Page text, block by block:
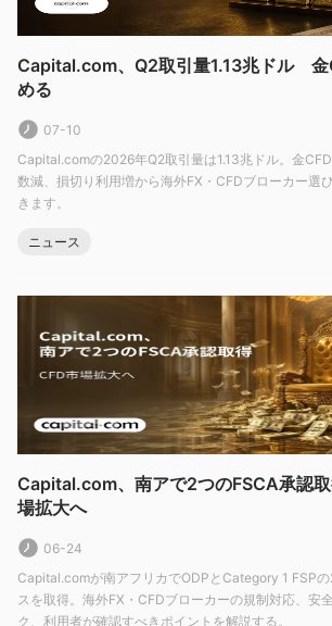
提供しています。
外国為替カテゴリには、主要な通貨ペア、マ
キゾチック通貨ペアが含まれています。
指数カテゴリには、米国500、UK100、ドイ
ル指数が含まれています。商品カテゴリでは
属、石油やガスなどのエネルギー製品、小麦
の農産物で取引ができます。
株式カテゴリでは、Apple、Amazon、Google
ます。ESG取引は社会的責任投資に焦点を当
口座
100,000バーチャルドル
用いただく期間に制限はありません。
ライブ口座: capital.comは実際の口座情報を
ません。一般的に、外国為替ブローカーは、
異なる取引条件（レバレッジ、スプレッド、
子を禁止する法律があるため、一部のブロー
金がかからないイスラム口座も提供していま
Capital.com、Q2取引量1.13兆ドル 金
める
07-10
Capital.comの2026年Q2取引量は1.13兆ドル。金
数減、損切り利用増から海外FX・CFDブローカー選
きます。
ニュース
Capital.com、南アで2つのFSCA承認
場拡大へ
06-24
Capital.comが南アフリカでODPとCategory 1 FSP
スを取得。海外FX・CFDブローカーの規制対応、安
ク、利用者が確認すべきポイントを解説する。